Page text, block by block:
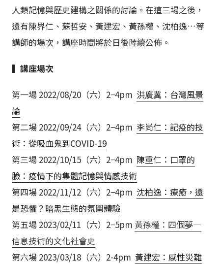
人類記憶與歷史建構之關係的討論。在這三場之後，
還有陳界仁、蘇哲安、黃建宏、黃孫權、沈柏逸…等
講師的場次，講座時間將於日後陸續公佈。
▍講座場次
第一場 2022/08/20（六）2−4pm 洪廣冀：台灣風景
論
第二場 2022/09/24（六）2−4pm 李尚仁：記疫的技
術：從吸血鬼到COVID-19
第三場 2022/10/15（六）2−4pm 陳重仁：口罩的
臉：疫情下的集體記憶與情感技術
第四場 2022/11/12（六）2−4pm 沈柏逸：療癒，還
是恐懼？暗黑生態的氛圍體驗
第五場 2023/02/11（六）2−5pm 黃孫權：四個夢—
信息技術的文化社會史
第六場 2023/03/18（六）2-4pm 黃建宏：感性災難